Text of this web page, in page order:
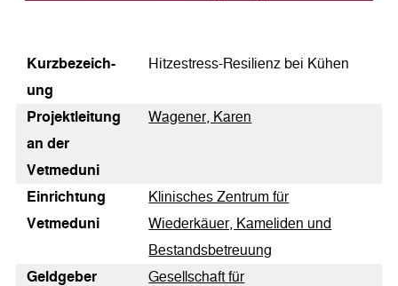
Kurz­bezeich­
ung
Hitzestress-Resilienz bei Kühen
Pro­jekt­lei­tung
an der
Vetmeduni
Wagener, Karen
Einrichtung
Vetmeduni
Klinisches Zentrum für
Wiederkäuer, Kameliden und
Bestandsbetreuung
Geldgeber
Gesellschaft für